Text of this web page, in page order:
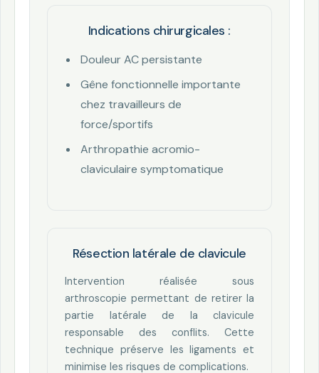
Indications chirurgicales :
Douleur AC persistante
Gêne fonctionnelle importante
chez travailleurs de
force/sportifs
Arthropathie acromio-
claviculaire symptomatique
Résection latérale de clavicule
Intervention réalisée sous
arthroscopie permettant de retirer la
partie latérale de la clavicule
responsable des conflits. Cette
technique préserve les ligaments et
minimise les risques de complications.